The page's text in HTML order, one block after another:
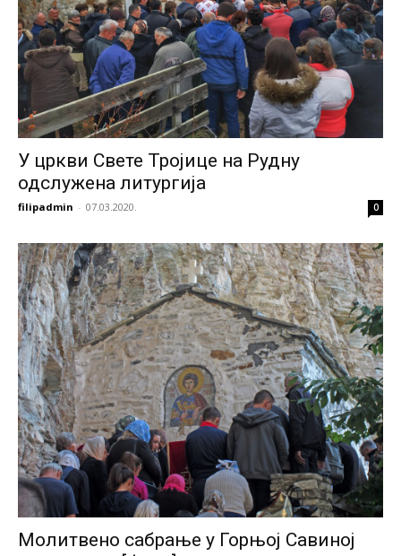
У цркви Свете Тројице на Рудну
одслужена литургија
filipadmin - 07.03.2020. 0
Молитвено сабрање у Горњој Савиној